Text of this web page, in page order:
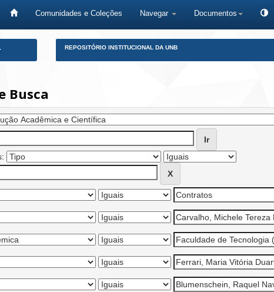
Comunidades e Coleções Navegar Documentos
REPOSITÓRIO INSTITUCIONAL DA UNB
Busca